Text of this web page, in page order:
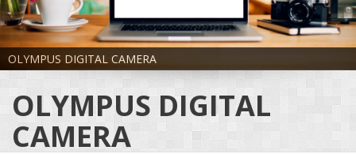
OLYMPUS DIGITAL CAMERA
OLYMPUS DIGITAL
CAMERA